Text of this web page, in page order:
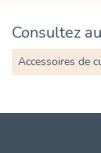
Consultez
Accessoires de